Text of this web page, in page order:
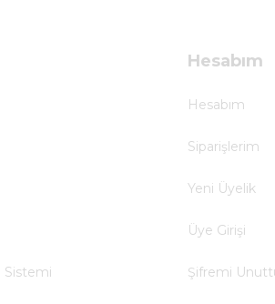
Sistemi
Hesabım
Hesabım
Siparişlerim
Yeni Üyelik
Üye Girişi
Şifremi